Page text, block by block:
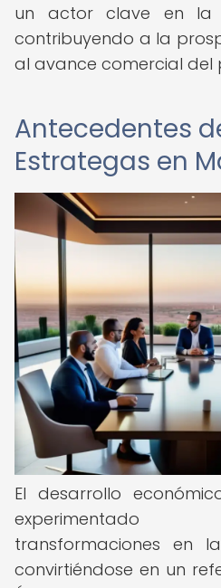
un actor clave en la
contribuyendo a la
al avance comercial del
Antecedentes
Estrategas en
El desarrollo
transformaciones en
convirtiéndose en un